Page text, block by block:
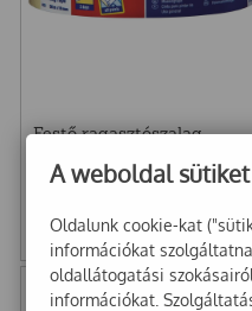
Festő ragasztószalag
50x50m Tesa
2 320Ft+ Áfa
A weboldal
Oldalunk cookie-kat
információkat
oldallátogatási
információkat.